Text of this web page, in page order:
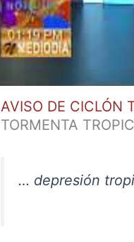
AVISO DE CICLÓN
TORMENTA
… depresión